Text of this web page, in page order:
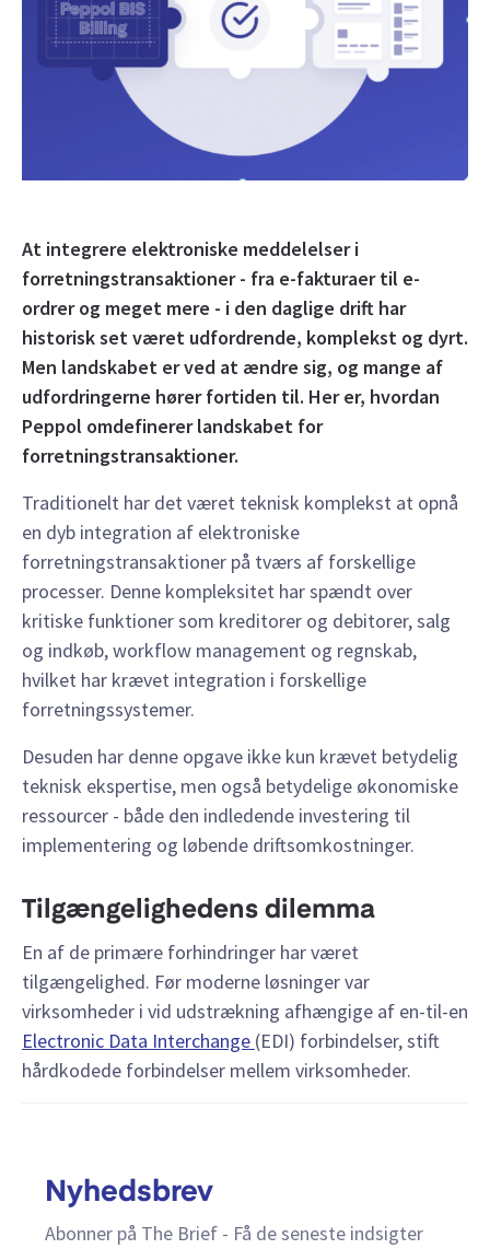
At integrere elektroniske meddelelser i
forretningstransaktioner - fra e-fakturaer til e-
ordrer og meget mere - i den daglige drift har
historisk set været udfordrende, komplekst og dyrt.
Men landskabet er ved at ændre sig, og mange af
udfordringerne hører fortiden til. Her er, hvordan
Peppol omdefinerer landskabet for
forretningstransaktioner.
Traditionelt har det været teknisk komplekst at opnå
en dyb integration af elektroniske
forretningstransaktioner på tværs af forskellige
processer. Denne kompleksitet har spændt over
kritiske funktioner som kreditorer og debitorer, salg
og indkøb, workflow management og regnskab,
hvilket har krævet integration i forskellige
forretningssystemer.
Desuden har denne opgave ikke kun krævet betydelig
teknisk ekspertise, men også betydelige økonomiske
ressourcer - både den indledende investering til
implementering og løbende driftsomkostninger.
Tilgængelighedens dilemma
En af de primære forhindringer har været
tilgængelighed. Før moderne løsninger var
virksomheder i vid udstrækning afhængige af en-til-en
Electronic Data Interchange (EDI) forbindelser, stift
hårdkodede forbindelser mellem virksomheder.
Nyhedsbrev
Abonner på The Brief - Få de seneste indsigter